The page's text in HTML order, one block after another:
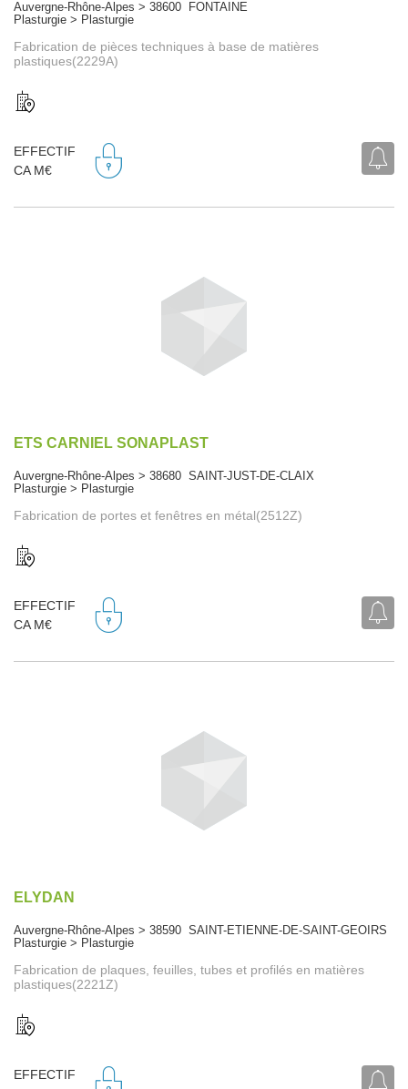
Auvergne-Rhône-Alpes > 38600 FONTAINE
Plasturgie > Plasturgie
Fabrication de pièces techniques à base de matières
plastiques(2229A)
EFFECTIF
CA M€
ETS CARNIEL SONAPLAST
Auvergne-Rhône-Alpes > 38680 SAINT-JUST-DE-CLAIX
Plasturgie > Plasturgie
Fabrication de portes et fenêtres en métal(2512Z)
EFFECTIF
CA M€
ELYDAN
Auvergne-Rhône-Alpes > 38590 SAINT-ETIENNE-DE-SAINT-GEOIRS
Plasturgie > Plasturgie
Fabrication de plaques, feuilles, tubes et profilés en matières
plastiques(2221Z)
EFFECTIF